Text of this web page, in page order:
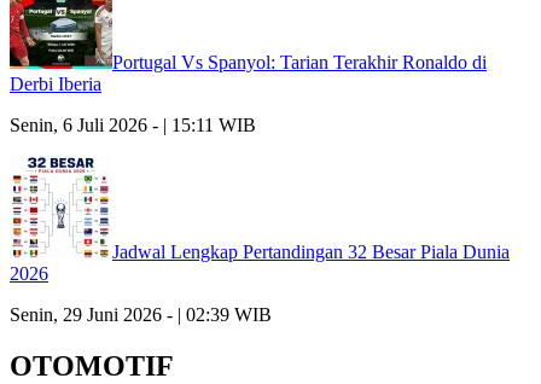
Portugal Vs Spanyol: Tarian Terakhir Ronaldo di
Derbi Iberia
Senin, 6 Juli 2026 - | 15:11 WIB
Jadwal Lengkap Pertandingan 32 Besar Piala Dunia
2026
Senin, 29 Juni 2026 - | 02:39 WIB
OTOMOTIF